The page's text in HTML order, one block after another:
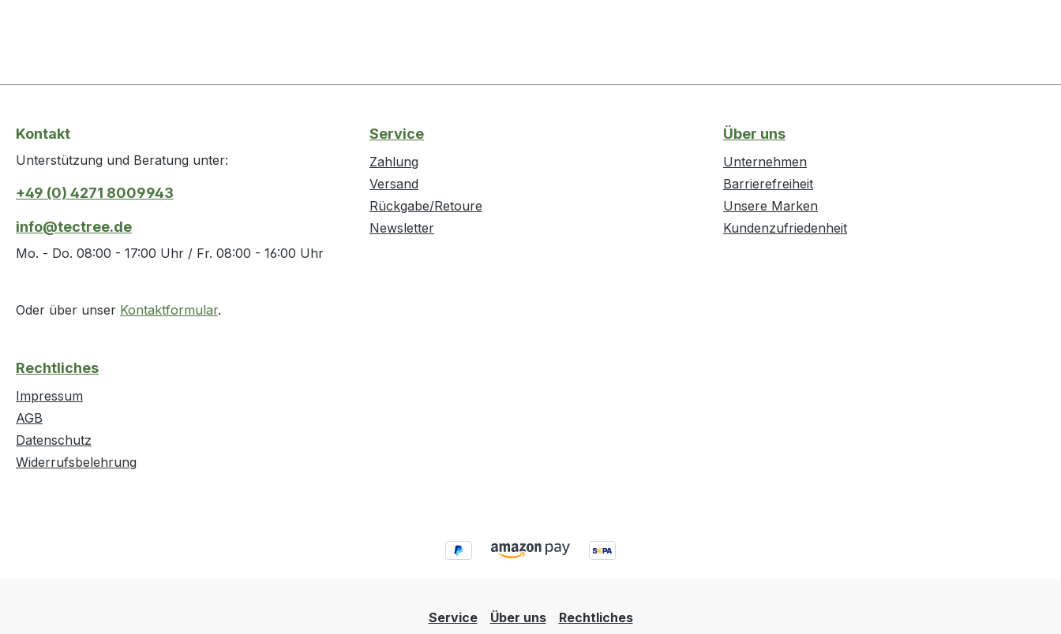
Kontakt
Unterstützung und Beratung unter:
+49 (0) 4271 8009943
info@tectree.de
Mo. - Do. 08:00 - 17:00 Uhr / Fr. 08:00 - 16:00 Uhr
Oder über unser Kontaktformular.
Service
Zahlung
Versand
Rückgabe/Retoure
Newsletter
Über uns
Unternehmen
Barrierefreiheit
Unsere Marken
Kundenzufriedenheit
Rechtliches
Impressum
AGB
Datenschutz
Widerrufsbelehrung
Service Über uns Rechtliches